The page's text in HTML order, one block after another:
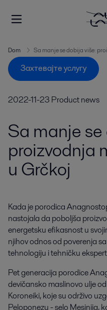
Dom Sa manje se dobija više:
Захтевајте услугу
2022-11-23 Product news
Sa manje
proizvodnja
u Grčkoj
Kada je porodica
nastojala da poboljša
energetsku efikasnost u
njihov odnos od poverenja
tehnologiju i tehničku
Pet generacija porodice
devičansko maslinovo ulje
Koroneiki, koje su održivo
Peloponezu - selo Mesinija,